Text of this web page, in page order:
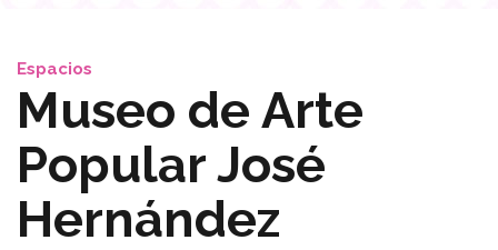
Espacios
Museo de Arte
Popular José
Hernández